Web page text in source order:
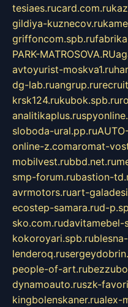
tesiaes.rucard.com.ru
gildiya-kuznecov.ru
griffoncom.spb.ru
PARK-MATROSOVA.RU
avtoyurist-moskva1.ru
dg-lab.ruangrup.ru
krsk124.rukubok.spb.ru
analitikaplus.ru
sloboda-ural.pp.ru
online-z.comaromat-
mobilvest.rubbd.net.ru
smp-forum.rubastion-
avrmotors.ruart-
ecostep-samara.rud-
sko.com.rudavitamebel-
kokoroyari.spb.ru
lenderoq.ru
people-of-art.ru
dynamoauto.ruszk-
kingbolenskaner.rualex-